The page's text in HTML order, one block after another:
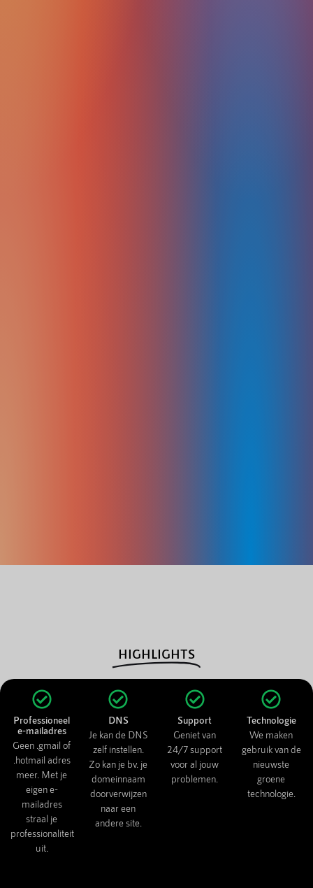
Professioneel
e-mailadres
Geen .gmail of
.hotmail adres
meer. Met je
eigen e-
mailadres
straal je
professionaliteit
uit.
DNS
Je kan de DNS
zelf instellen.
Zo kan je bv. je
domeinnaam
doorverwijzen
naar een
andere site.
Support
Geniet van
24/7 support
voor al jouw
problemen.
Technologie
We maken
gebruik van de
nieuwste
groene
technologie.
HIGHLIGHTS